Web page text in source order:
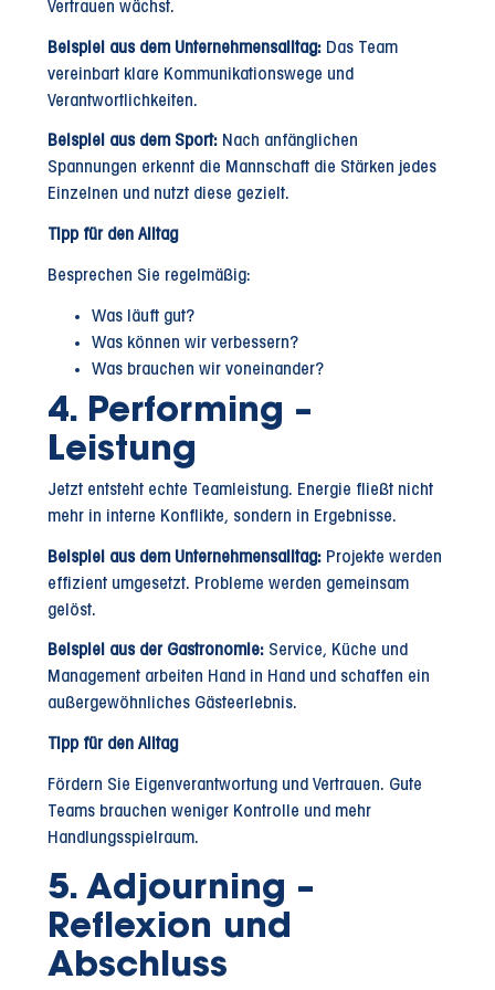
Vertrauen wächst.
Beispiel aus dem Unternehmensalltag: Das Team
vereinbart klare Kommunikationswege und
Verantwortlichkeiten.
Beispiel aus dem Sport: Nach anfänglichen
Spannungen erkennt die Mannschaft die Stärken jedes
Einzelnen und nutzt diese gezielt.
Tipp für den Alltag
Besprechen Sie regelmäßig:
Was läuft gut?
Was können wir verbessern?
Was brauchen wir voneinander?
4. Performing –
Leistung
Jetzt entsteht echte Teamleistung. Energie fließt nicht
mehr in interne Konflikte, sondern in Ergebnisse.
Beispiel aus dem Unternehmensalltag: Projekte werden
effizient umgesetzt. Probleme werden gemeinsam
gelöst.
Beispiel aus der Gastronomie: Service, Küche und
Management arbeiten Hand in Hand und schaffen ein
außergewöhnliches Gästeerlebnis.
Tipp für den Alltag
Fördern Sie Eigenverantwortung und Vertrauen. Gute
Teams brauchen weniger Kontrolle und mehr
Handlungsspielraum.
5. Adjourning –
Reflexion und
Abschluss